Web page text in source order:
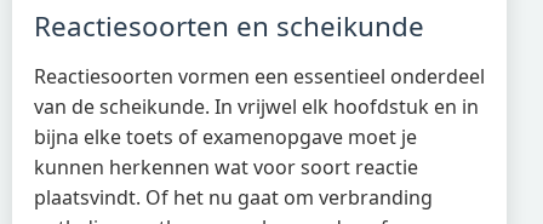
Reactiesoorten en scheikunde
Reactiesoorten vormen een essentieel onderdeel
van de scheikunde. In vrijwel elk hoofdstuk en in
bijna elke toets of examenopgave moet je
kunnen herkennen wat voor soort reactie
plaatsvindt. Of het nu gaat om verbranding